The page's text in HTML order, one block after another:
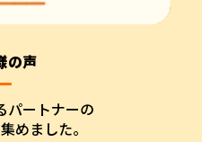
の声
パートナーの
めました。